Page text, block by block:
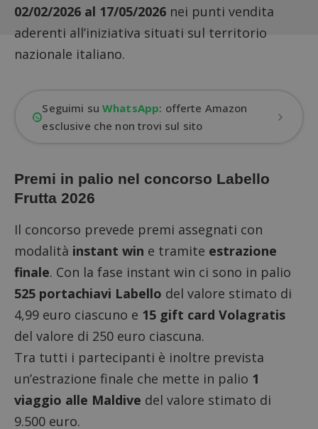
02/02/2026 al 17/05/2026 nei punti vendita
aderenti all’iniziativa situati sul territorio
nazionale italiano.
Seguimi suWhatsApp: offerte Amazon
esclusive che non trovi sul sito
Premi in palio nel concorso Labello
Frutta 2026
Il concorso prevede premi assegnati con
modalità instant win e tramite estrazione
finale. Con la fase instant win ci sono in palio
525 portachiavi Labello del valore stimato di
4,99 euro ciascuno e 15 gift card Volagratis
del valore di 250 euro ciascuna.
Tra tutti i partecipanti è inoltre prevista
un’estrazione finale che mette in palio 1
viaggio alle Maldive del valore stimato di
9.500 euro.